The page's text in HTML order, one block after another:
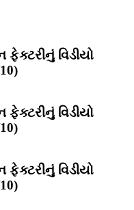
વિડીયો
વિડીયો
વિડીયો